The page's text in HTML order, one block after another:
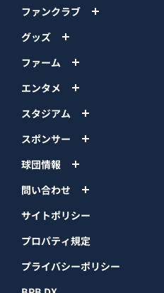
ファンクラブ
グッズ
ファーム
エンタメ
スタジアム
スポンサー
球団情報
問い合わせ
サイトポリシー
プロパティ規定
プライバシーポリシー